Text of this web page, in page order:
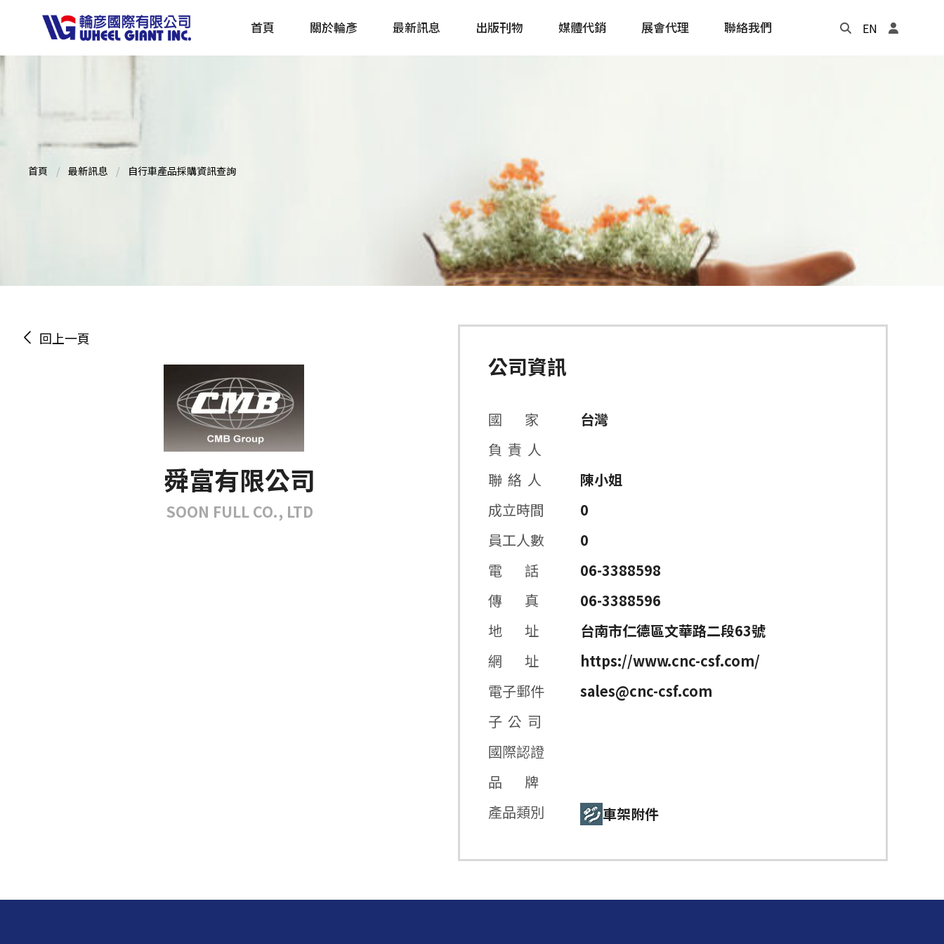
首頁 關於輪彥 最新訊息 出版刊物
戶外探索 Outside
主題書籍
媒體代銷 展會代理 聯絡我們 EN
首頁 最新訊息 自行車產品採購資訊查詢
回上一頁
舜富有限公司
SOON FULL CO., LTD
公司資訊
國 家
台灣
負 責 人
聯 絡 人
陳小姐
成立時間
0
員工人數
0
電 話
06-3388598
傳 真
06-3388596
地 址
台南市仁德區文華路二段63號
網 址
https://www.cnc-csf.com/
電子郵件
sales@cnc-csf.com
子 公 司
國際認證
品 牌
產品類別
車架附件